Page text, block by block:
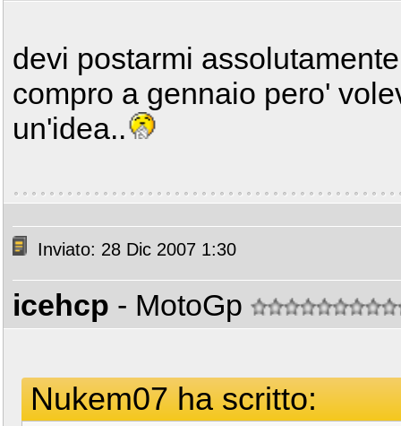
devi postarmi
compro a gennaio pero'
un'idea..
Inviato: 28 Dic 2007 1:30
icehcp - MotoGp
Nukem07 ha scritto: